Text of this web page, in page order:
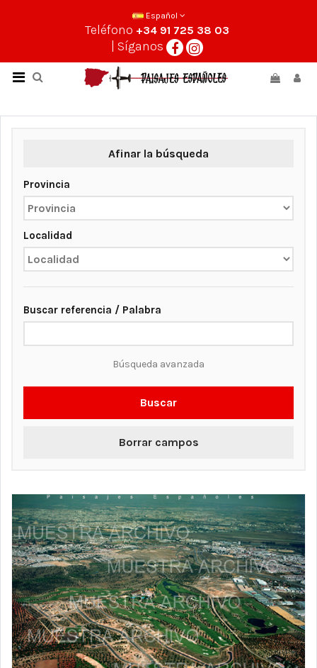
Español
Teléfono +34 91 725 38 03
| Síganos
Afinar la búsqueda
Provincia
Localidad
Buscar referencia / Palabra
Búsqueda avanzada
Buscar
Borrar campos